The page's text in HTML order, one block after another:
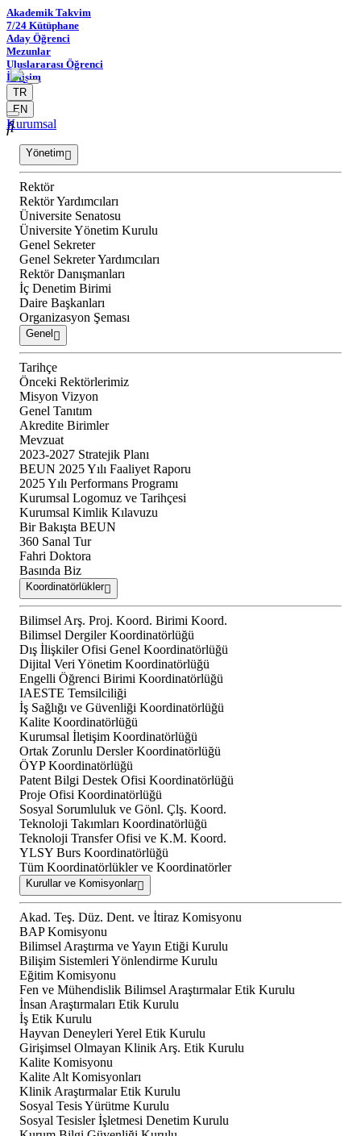
Akademik Takvim
7/24 Kütüphane
Aday Öğrenci
Mezunlar
Uluslararası Öğrenci
İletişim
TR
EN
Kurumsal
Yönetim
Rektör
Rektör Yardımcıları
Üniversite Senatosu
Üniversite Yönetim Kurulu
Genel Sekreter
Genel Sekreter Yardımcıları
Rektör Danışmanları
İç Denetim Birimi
Daire Başkanları
Organizasyon Şeması
Genel
Tarihçe
Önceki Rektörlerimiz
Misyon Vizyon
Genel Tanıtım
Akredite Birimler
Mevzuat
2023-2027 Stratejik Planı
BEUN 2025 Yılı Faaliyet Raporu
2025 Yılı Performans Programı
Kurumsal Logomuz ve Tarihçesi
Kurumsal Kimlik Kılavuzu
Bir Bakışta BEUN
360 Sanal Tur
Fahri Doktora
Basında Biz
Koordinatörlükler
Bilimsel Arş. Proj. Koord. Birimi Koord.
Bilimsel Dergiler Koordinatörlüğü
Dış İlişkiler Ofisi Genel Koordinatörlüğü
Dijital Veri Yönetim Koordinatörlüğü
Engelli Öğrenci Birimi Koordinatörlüğü
IAESTE Temsilciliği
İş Sağlığı ve Güvenliği Koordinatörlüğü
Kalite Koordinatörlüğü
Kurumsal İletişim Koordinatörlüğü
Ortak Zorunlu Dersler Koordinatörlüğü
ÖYP Koordinatörlüğü
Patent Bilgi Destek Ofisi Koordinatörlüğü
Proje Ofisi Koordinatörlüğü
Sosyal Sorumluluk ve Gönl. Çlş. Koord.
Teknoloji Takımları Koordinatörlüğü
Teknoloji Transfer Ofisi ve K.M. Koord.
YLSY Burs Koordinatörlüğü
Tüm Koordinatörlükler ve Koordinatörler
Kurullar ve Komisyonlar
Akad. Teş. Düz. Dent. ve İtiraz Komisyonu
BAP Komisyonu
Bilimsel Araştırma ve Yayın Etiği Kurulu
Bilişim Sistemleri Yönlendirme Kurulu
Eğitim Komisyonu
Fen ve Mühendislik Bilimsel Araştırmalar Etik Kurulu
İnsan Araştırmaları Etik Kurulu
İş Etik Kurulu
Hayvan Deneyleri Yerel Etik Kurulu
Girişimsel Olmayan Klinik Arş. Etik Kurulu
Kalite Komisyonu
Kalite Alt Komisyonları
Klinik Araştırmalar Etik Kurulu
Sosyal Tesis Yürütme Kurulu
Sosyal Tesisler İşletmesi Denetim Kurulu